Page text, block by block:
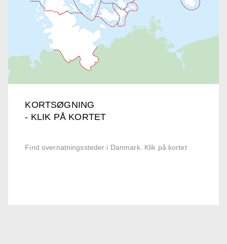
KORTSØGNING
- KLIK PÅ KORTET
Find overnatningssteder i Danmark. Klik på kortet